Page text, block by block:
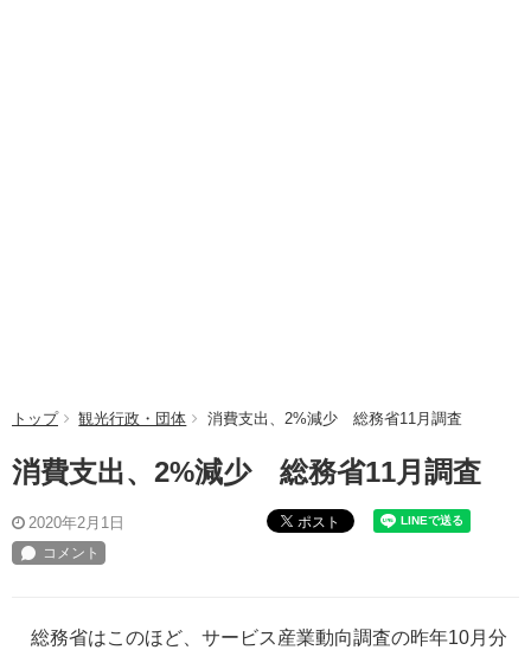
トップ 観光行政・団体 消費支出、2%減少 総務省11月調査
消費支出、2%減少 総務省11月調査
2020年2月1日 ポスト
総務省はこのほど、サービス産業動向調査の昨年10月分